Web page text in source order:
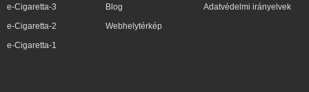
e-Cigaretta-3
e-Cigaretta-2
e-Cigaretta-1
Blog
Webhelytérkép
Adatvédelmi irányelvek